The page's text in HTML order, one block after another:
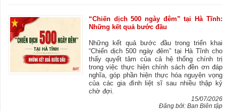
“Chiến dịch 500 ngày đêm” tại Hà Tĩnh:
Những kết quả bước đầu
Những kết quả bước đầu trong triển khai
“Chiến dịch 500 ngày đêm” tại Hà Tĩnh cho
thấy quyết tâm của cả hệ thống chính trị
trong việc thực hiện chính sách đền ơn đáp
nghĩa, góp phần hiện thực hóa nguyện vọng
của các gia đình liệt sĩ sau nhiều thập kỷ
chờ đợi.
15/07/2026
Đăng bởi: Ban Biên tập